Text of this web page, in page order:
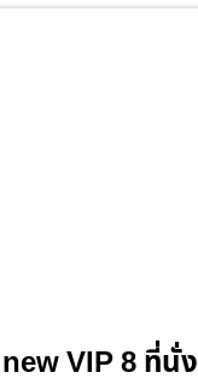
VIP 8 ที่นั่ง